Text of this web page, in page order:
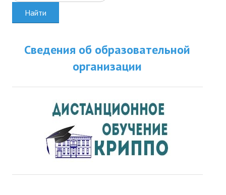
Найти
Сведения об образовательной
организации